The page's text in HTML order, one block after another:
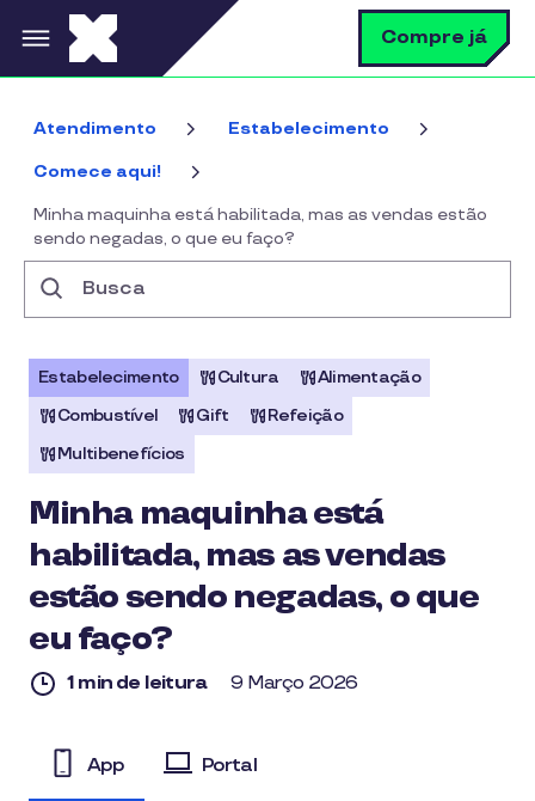
Pular para o conteúdo principal Compre já
Atendimento Estabelecimento
Comece aqui!
Minha maquinha está habilitada, mas as vendas estão
sendo negadas, o que eu faço?
Estabelecimento Cultura
Alimentação
Combustível
Gift
Refeição
Multibenefícios
Minha maquinha está
habilitada, mas as vendas
estão sendo negadas, o que
eu faço?
1 min de leitura 9 Março 2026
App Portal